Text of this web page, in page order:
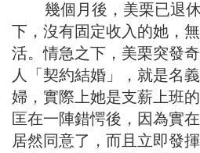
幾個月後，美栗已退休
下，沒有固定收入的她，
活。情急之下，美栗突發
人「契約結婚」，就是名
婦，實際上她是支薪上班
匡在一陣錯愕後，因為實
居然同意了，而且立即發